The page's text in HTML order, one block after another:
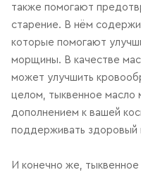
также помогают
старение. В нём
которые помогают
морщины. В качестве
может улучшить
целом, тыквенное масло
дополнением к вашей
поддерживать здоровый
И конечно же,